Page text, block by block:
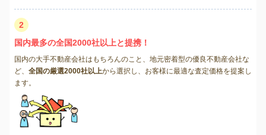
2
国内最多の全国2000社以上と提携！
国内の大手不動産会社はもちろんのこと、地元密着型の優良不動産会社な
ど、 全国の厳選2000社以上から選択し、お客様に最適な査定価格を提案し
ます。